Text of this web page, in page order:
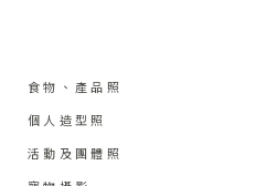
食物、產品照
個人造型照
活動及團體照